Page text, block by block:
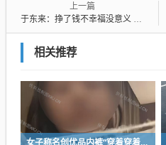
上一篇
于东来：挣了钱不幸福没意义 给孩子留钱不如留开心
相关推荐
女子称名创优品内裤“穿着穿着掉了”让其颜面尽失 品牌方客服回应：已启动紧急调查